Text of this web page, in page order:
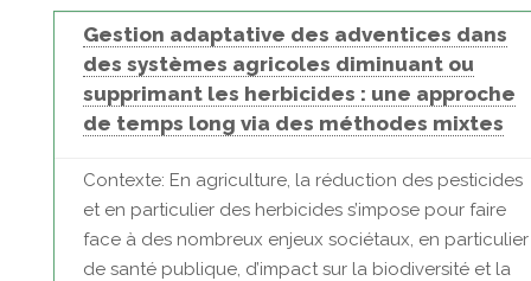
Gestion adaptative des adventices dans
des systèmes agricoles diminuant ou
supprimant les herbicides : une approche
de temps long via des méthodes mixtes
Contexte: En agriculture, la réduction des pesticides
et en particulier des herbicides s’impose pour faire
face à des nombreux enjeux sociétaux, en particulier
de santé publique, d’impact sur la biodiversité et la